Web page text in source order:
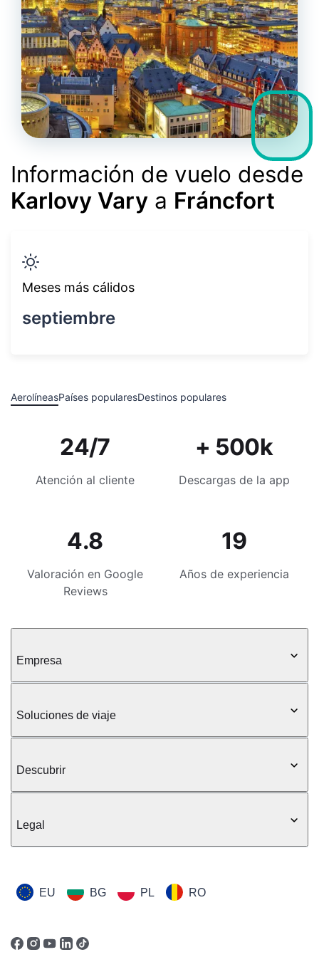
Información de vuelo desde
Karlovy Vary a Fráncfort
Meses más cálidos
septiembre
AerolíneasPaíses popularesDestinos populares
24/7
Atención al cliente
+ 500k
Descargas de la app
4.8
Valoración en Google
Reviews
19
Años de experiencia
Empresa
Soluciones de viaje
Descubrir
Legal
EU BG PL RO